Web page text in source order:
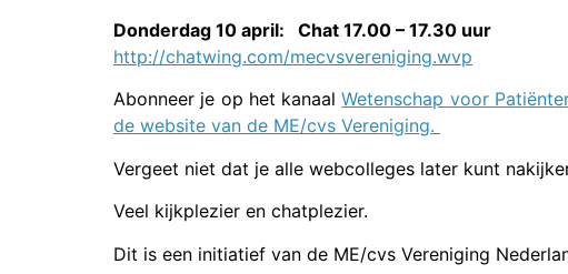
Donderdag 10 april: Chat 17.00 – 17.30 uur
http://chatwing.com/mecvsvereniging.wvp
Abonneer je op het kanaalWetenschap voor
de website van de ME/cvs Vereniging.
Vergeet niet dat je alle webcolleges later kunt
Veel kijkplezier en chatplezier.
Dit is een initiatief van de ME/cvs Vereniging